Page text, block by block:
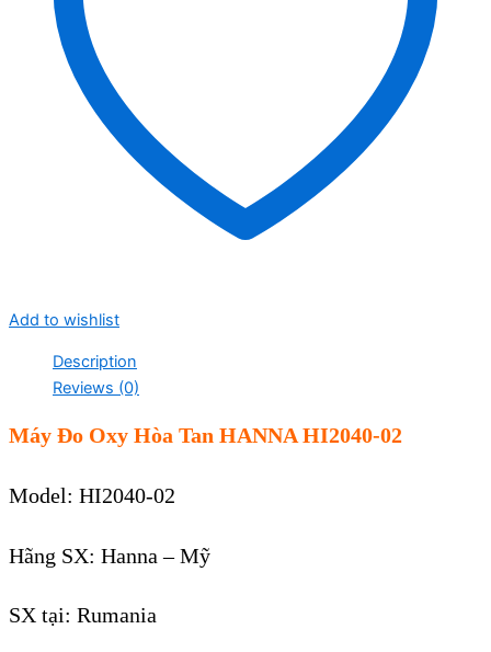
Add to wishlist
Description
Reviews (0)
Máy Đo Oxy Hòa Tan HANNA HI2040-02
Model: HI2040-02
Hãng SX: Hanna – Mỹ
SX tại: Rumania